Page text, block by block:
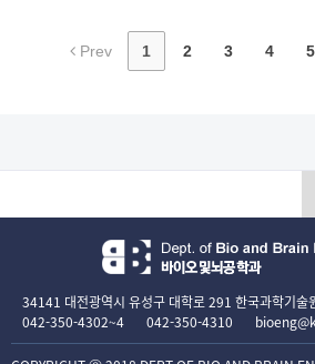
Prev 1 2 3 4 5
34141 대전광역시 유성구 대학로 291 한국과학기술
042-350-4302~4
042-350-4310